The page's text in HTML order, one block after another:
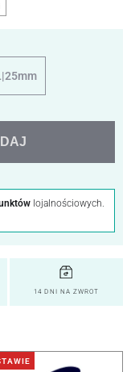
lojalnościowych.
14 DNI NA ZWROT